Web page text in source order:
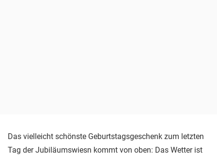
Das vielleicht schönste Geburtstagsgeschenk zum letzten
Tag der Jubiläumswiesn kommt von oben: Das Wetter ist